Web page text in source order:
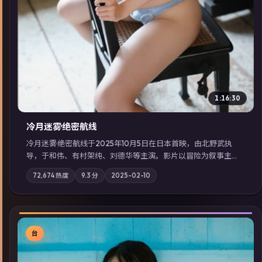
1:16:30
冷月迷雾·绝密航线
冷月迷雾·绝密航线于2025年10月5日在日本首映，由北野武执
导，于和伟、有村架纯、刘德华等主演。影片以冒险为叙事主
轴，记忆碎片重组后，主角发现自己从未活过“真实”的一天；摄
影与配乐强化地域气质；站内亦可通过「国产免费观看高清电视
剧在线看」延展检索同类型高分佳作，畅享高清在线追剧体验。
72,674热度 9.3 分 2025-02-10
台